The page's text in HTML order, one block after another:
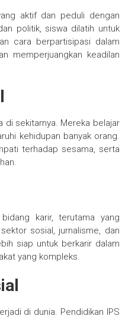
aktif dan peduli dengan
politik, siswa dilatih untuk
cara berpartisipasi dalam
memperjuangkan keadilan
di sekitarnya. Mereka belajar
kehidupan banyak orang.
terhadap sesama, serta
karir, terutama yang
sosial, jurnalisme, dan
siap untuk berkarir dalam
yang kompleks.
di dunia. Pendidikan IPS